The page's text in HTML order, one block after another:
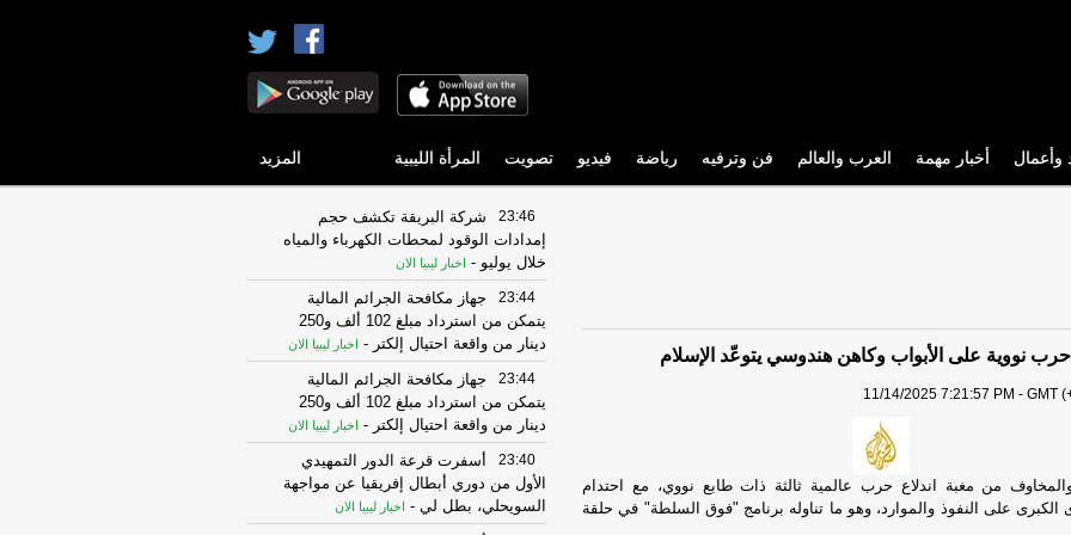
وأعمال أخبار مهمة العرب والعالم فن وترفيه رياضة فيديو تصويت المرأة الليبية المزيد
نووية على الأبواب وكاهن هندوسي يتوعّد الإسلام
11/14/2025 7:21:57 PM - GMT
من مغبة اندلاع حرب عالمية ثالثة ذات طابع نووي، مع احتدام
الكبرى على النفوذ والموارد، وهو ما تناوله برنامج "فوق السلطة" في حلقة
23:46
شركة البريقة تكشف حجم
إمدادات الوقود لمحطات الكهرباء والمياه
خلال يوليو - اخبار ليبيا الان
23:44
جهاز مكافحة الجرائم المالية
يتمكن من استرداد مبلغ 102 ألف و250
دينار من واقعة احتيال إلكتر - اخبار ليبيا الان
23:44
جهاز مكافحة الجرائم المالية
يتمكن من استرداد مبلغ 102 ألف و250
دينار من واقعة احتيال إلكتر - اخبار ليبيا الان
23:40
أسفرت قرعة الدور التمهيدي
الأول من دوري أبطال إفريقيا عن مواجهة
السويحلي، بطل لي - اخبار ليبيا الان